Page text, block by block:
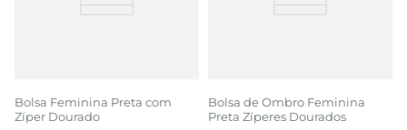
Bolsa Feminina Preta com
Zíper Dourado
Bolsa de Ombro Feminina
Preta Zíperes Dourados